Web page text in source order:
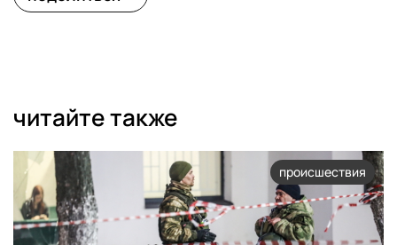
читайте также
происшествия